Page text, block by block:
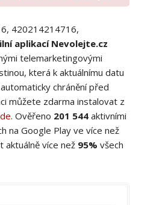
420214214716,
aplikací Nevolejte.cz
telemarketingovými
která k aktuálnímu datu
chránění před
můžete zdarma instalovat z
. Ověřeno 201 544 aktivními
na Google Play ve více než
aktuálně více než 95% všech